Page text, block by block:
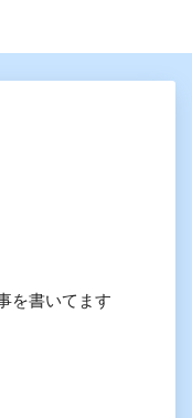
を書いてます